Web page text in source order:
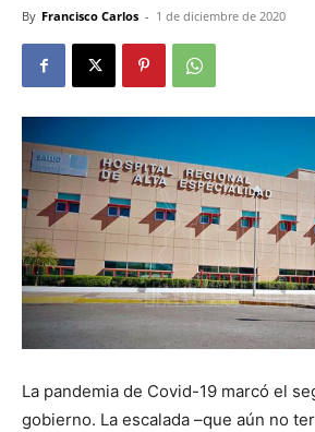
By Francisco Carlos - 1 de diciembre de 2020
La pandemia de Covid-19 marcó el
gobierno. La escalada –que aún no